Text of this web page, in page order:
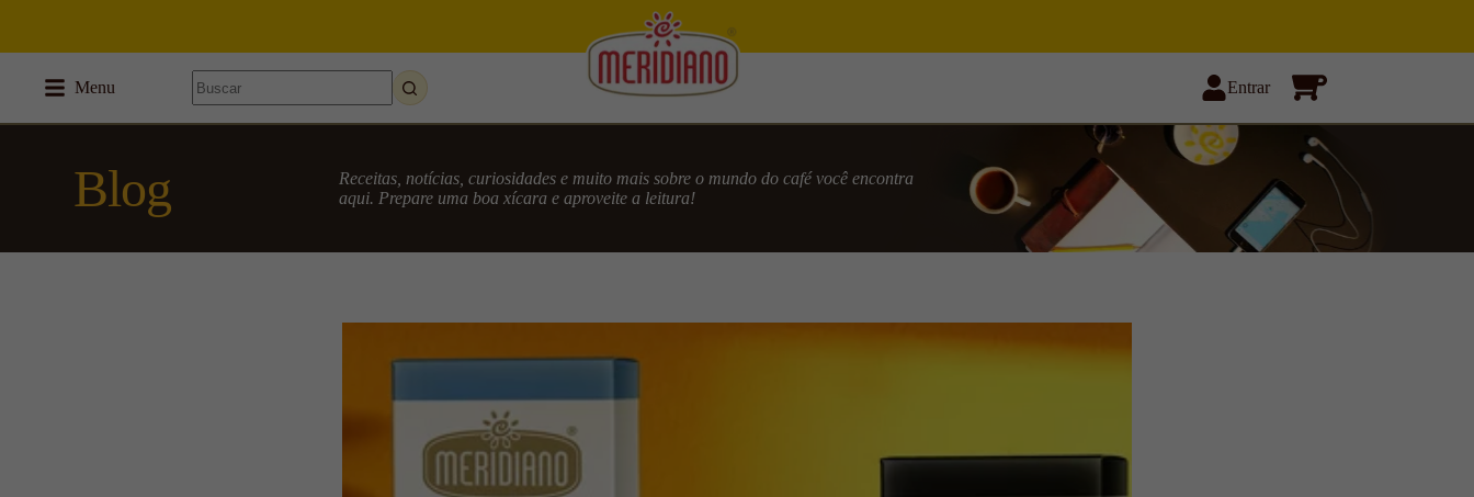
Menu Entrar
Blog
Receitas, notícias, curiosidades e muito mais sobre o mundo do café você encontra
aqui. Prepare uma boa xícara e aproveite a leitura!